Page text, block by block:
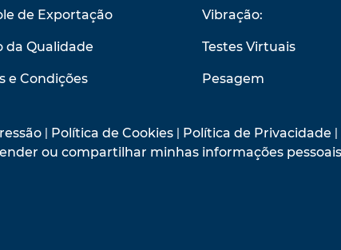
de Exportação
da Qualidade
e Condições
Vibração:
Testes Virtuais
Pesagem
| Política de Cookies | Política de Privacidade |
ou compartilhar minhas informações pessoais